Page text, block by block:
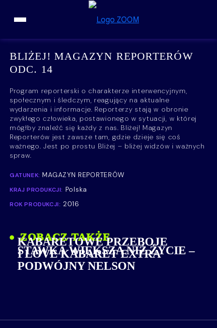
BLIŻEJ! MAGAZYN REPORTERÓW
ODC. 14
Program reporterski o charakterze interwencyjnym,
społecznym i śledczym, reagujący na aktualne
wydarzenia i informacje. Reporterzy stają w obronie
zwykłego człowieka, postawionego w sytuacji, w której
mógłby znaleźć się każdy z nas. Bliżej! Magazyn
Reporterów jest zawsze tam, gdzie dzieje się coś
ważnego. Jest po prostu Bliżej – bliżej widzów i ważnych
spraw.
GATUNEK: MAGAZYN REPORTERÓW
KRAJ PRODUKCJI: Polska
ROK PRODUKCJI: 2016
ZOBACZ TAKŻE
KABARETOWE PRZEBOJE
I LOVE KABARET EXTRA
STAWKA WIĘKSZA NIŻ ŻYCIE –
PODWÓJNY NELSON